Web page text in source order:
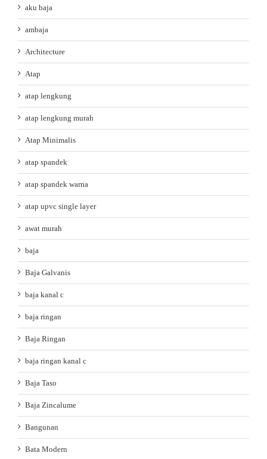
aku baja
ambaja
Architecture
Atap
atap lengkung
atap lengkung murah
Atap Minimalis
atap spandek
atap spandek warna
atap upvc single layer
awat murah
baja
Baja Galvanis
baja kanal c
baja ringan
Baja Ringan
baja ringan kanal c
Baja Taso
Baja Zincalume
Bangunan
Bata Modern